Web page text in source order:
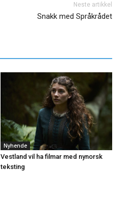
Neste artikkel
Snakk med Språkrådet
Nyhende
Vestland vil ha filmar med nynorsk
teksting